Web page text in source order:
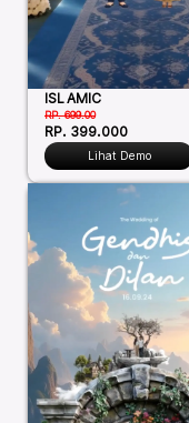
ISLAMIC
RP. 699.00
RP. 399.000
Lihat Demo